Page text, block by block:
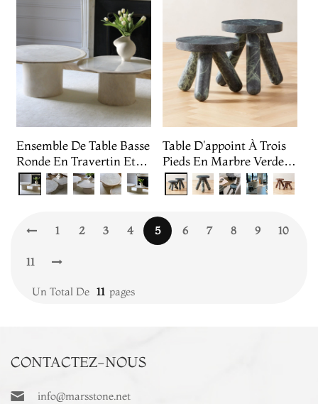
Ensemble De Table Basse
Ronde En Travertin Et
Onyx
Table D'appoint À Trois
Pieds En Marbre Verde
Alpi
1 2 3 4 5 6 7 8 9 10
11
Un Total De 11 Pages
CONTACTEZ-NOUS
info@marsstone.net